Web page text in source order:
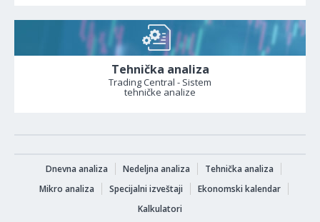
Tehnička analiza
Trading Central - Sistem
tehničke analize
Dnevna analiza Nedeljna analiza
Tehnička analiza
Mikro analiza
Specijalni izveštaji
Ekonomski kalendar
Kalkulatori